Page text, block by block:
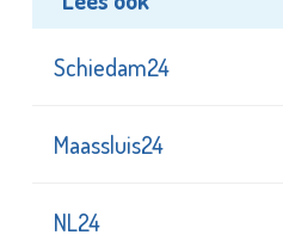
Schiedam24
Maassluis24
NL24